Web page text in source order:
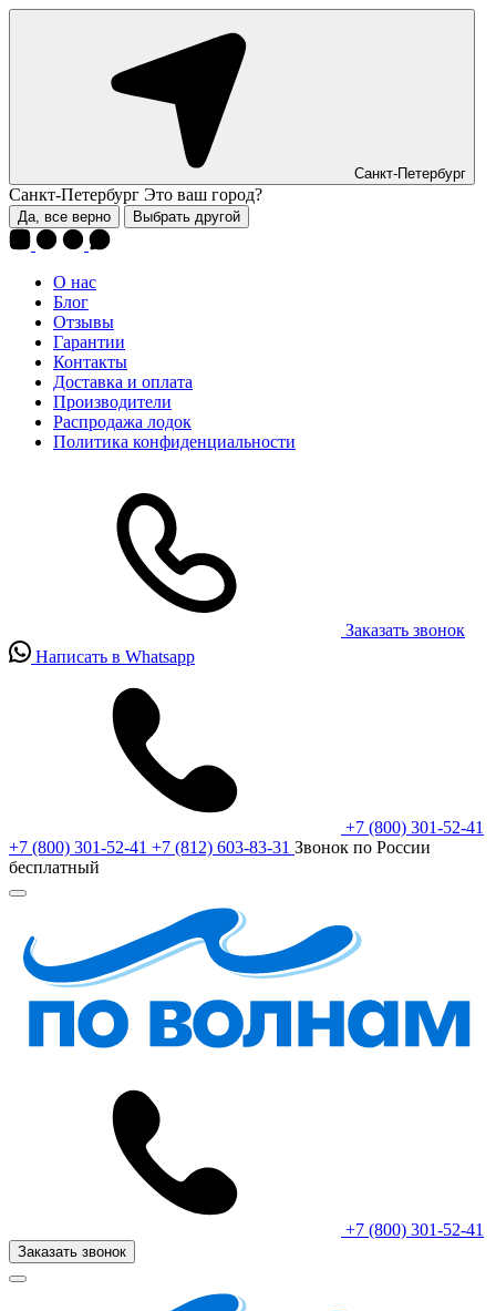
Санкт-Петербург
Санкт-Петербург Это ваш город?
Да, все верно Выбрать другой
О нас
Блог
Отзывы
Гарантии
Контакты
Доставка и оплата
Производители
Распродажа лодок
Политика конфиденциальности
Заказать звонок
Написать в Whatsapp
+7 (800) 301-52-41
+7 (800) 301-52-41 +7 (812) 603-83-31 Звонок по России
бесплатный
+7 (800) 301-52-41
Заказать звонок